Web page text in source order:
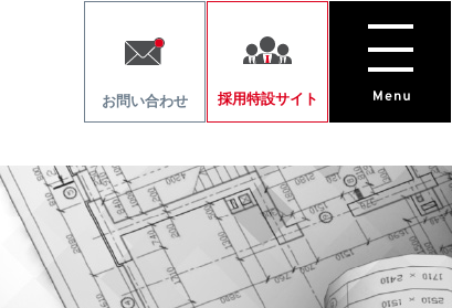
お問い合わせ 採用特設サイト